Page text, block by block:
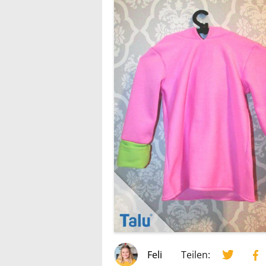
Feli Teilen: